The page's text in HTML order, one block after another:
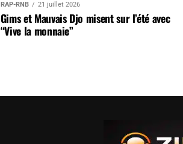
RAP-RNB 21 juillet 2026
Gims et Mauvais Djo misent sur l’été avec
“Vive la monnaie”